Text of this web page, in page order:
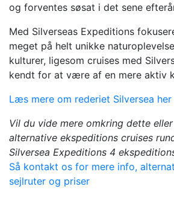
og forventes søsat i det sene
Med Silverseas Expeditions
meget på helt unikke
kulturer, ligesom cruises med
kendt for at være af en mere aktiv
Læs mere om rederiet Silversea her
Vil du vide mere omkring dette eller
alternative ekspeditions cruises
Silversea Expeditions 4
Så kontakt os for mere info,
sejlruter og priser